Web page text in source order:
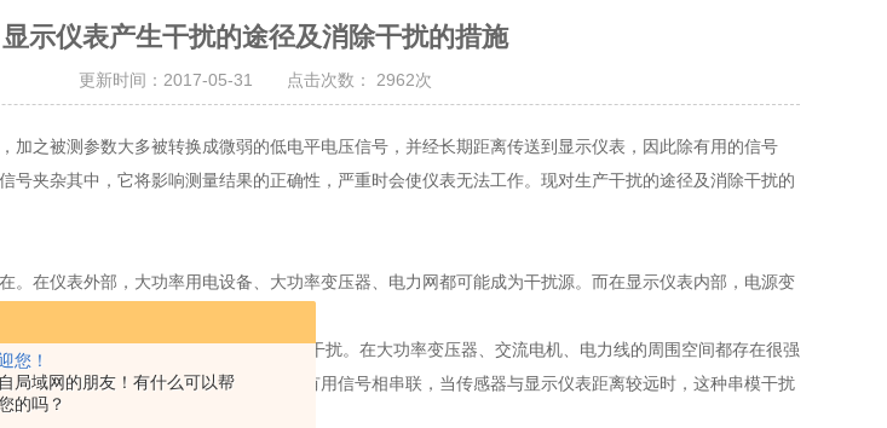
您！
局域网的朋友！有什么可以帮
的吗？
显示仪表产生干扰的途径及消除干扰的措施
更新时间：2017-05-31 点击次数： 2962次
加之被测参数大多被转换成微弱的低电平电压信号，并经长期距离传送到显示仪表，因此除有用的信号
号夹杂其中，它将影响测量结果的正确性，严重时会使仪表无法工作。现对生产干扰的途径及消除干扰的
。在仪表外部，大功率用电设备、大功率变压器、电力网都可能成为干扰源。而在显示仪表内部，电源变
都可能成为干扰源。
表内部的配线通过磁耦合在电路中形成干扰。在大功率变压器、交流电机、电力线的周围空间都存在很强
磁场中将感应出电势。这种感应电势与有用信号相串联，当传感器与显示仪表距离较远时，这种串模干扰